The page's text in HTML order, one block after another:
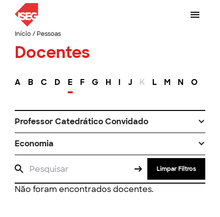
Início/ Pessoas
Docentes
A B C D E F G H I J K L M N O
Professor Catedrático Convidado
Economia
Limpar Filtros
Não foram encontrados docentes.